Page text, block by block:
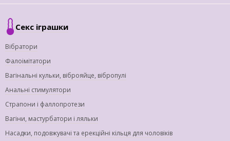
Секс іграшки
Вібратори
Фалоімітатори
Вагінальні кульки, віброяйце, вібропулі
Анальні стимулятори
Страпони і фаллопротези
Вагіни, мастурбатори і ляльки
Насадки, подовжувачі та ерекційні кільця для чоловіків